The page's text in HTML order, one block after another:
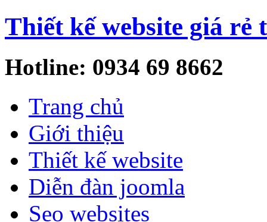
Thiết kế website giá rẻ
Hotline: 0934 69 8662
Trang chủ
Giới thiệu
Thiết kế website
Diễn đàn joomla
Seo websites